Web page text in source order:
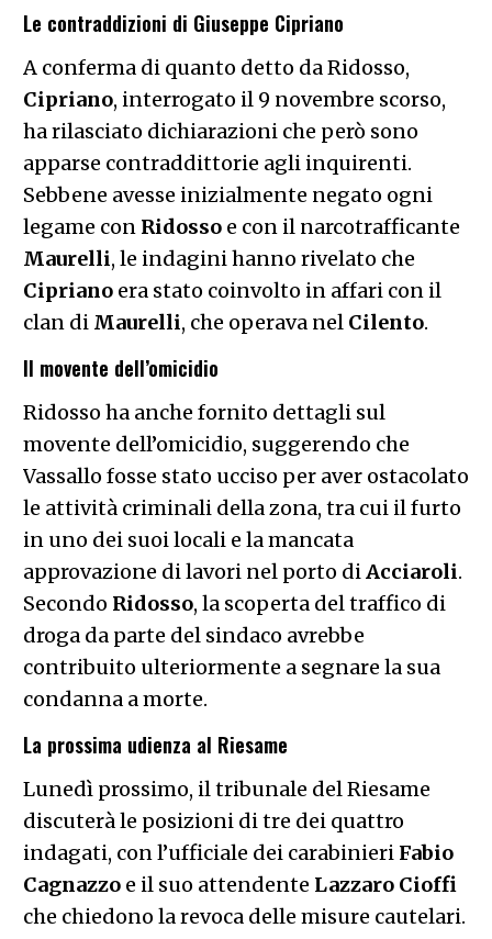
Le contraddizioni di Giuseppe Cipriano
A conferma di quanto detto da Ridosso,
Cipriano, interrogato il 9 novembre scorso,
ha rilasciato dichiarazioni che però sono
apparse contraddittorie agli inquirenti.
Sebbene avesse inizialmente negato ogni
legame con Ridossoe con il narcotrafficante
Maurelli, le indagini hanno rivelato che
Ciprianoera stato coinvolto in affari con il
clan di Maurelli, che operava nel Cilento.
Il movente dell’omicidio
Ridosso ha anche fornito dettagli sul
movente dell’omicidio, suggerendo che
Vassallo fosse stato ucciso per aver ostacolato
le attività criminali della zona, tra cui il furto
in uno dei suoi locali e la mancata
approvazione di lavori nel porto di Acciaroli.
Secondo Ridosso, la scoperta del traffico di
droga da parte del sindaco avrebbe
contribuito ulteriormente a segnare la sua
condanna a morte.
La prossima udienza al Riesame
Lunedì prossimo, il tribunale del Riesame
discuterà le posizioni di tre dei quattro
indagati, con l’ufficiale dei carabinieri Fabio
Cagnazzoe il suo attendente Lazzaro Cioffi
che chiedono la revoca delle misure cautelari.